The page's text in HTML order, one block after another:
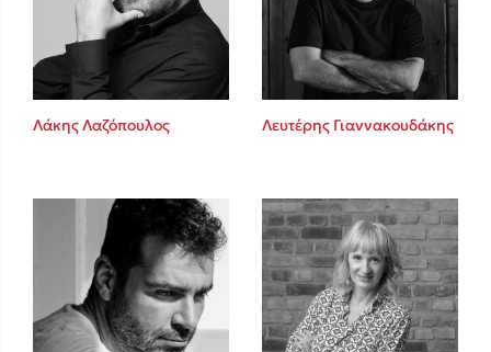
Λάκης Λαζόπουλος Λευτέρης Γιαννακουδάκης